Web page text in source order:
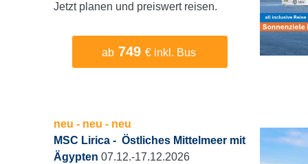
Jetzt planen und preiswert reisen.
ab749 € inkl. Bus
neu - neu - neu
MSC Lirica - Östliches Mittelmeer mit
Ägypten 07.12.-17.12.2026